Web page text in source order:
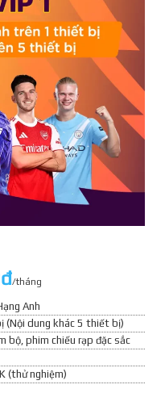
/tháng
Anh
(Nội dung khác 5 thiết bị)
bộ, phim chiếu rạp đặc sắc
(thử nghiệm)